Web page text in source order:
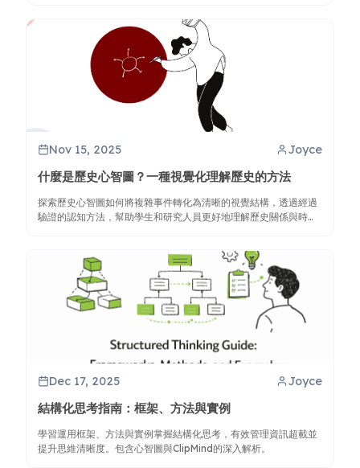
Nov 15, 2025 Joyce
什麼是歷史心智圖？一種視覺化理解歷史的方法
探索歷史心智圖如何將複雜事件轉化為清晰的視覺結構，透過經過
驗證的認知方法，幫助學生和研究人員更好地理解歷史關係與時間
Dec 17, 2025 Joyce
結構化思考指南：框架、方法與實例
學習運用框架、方法與實例掌握結構化思考，有效管理資訊超載並
提升思維清晰度。包含心智圖與ClipMind的深入解析。